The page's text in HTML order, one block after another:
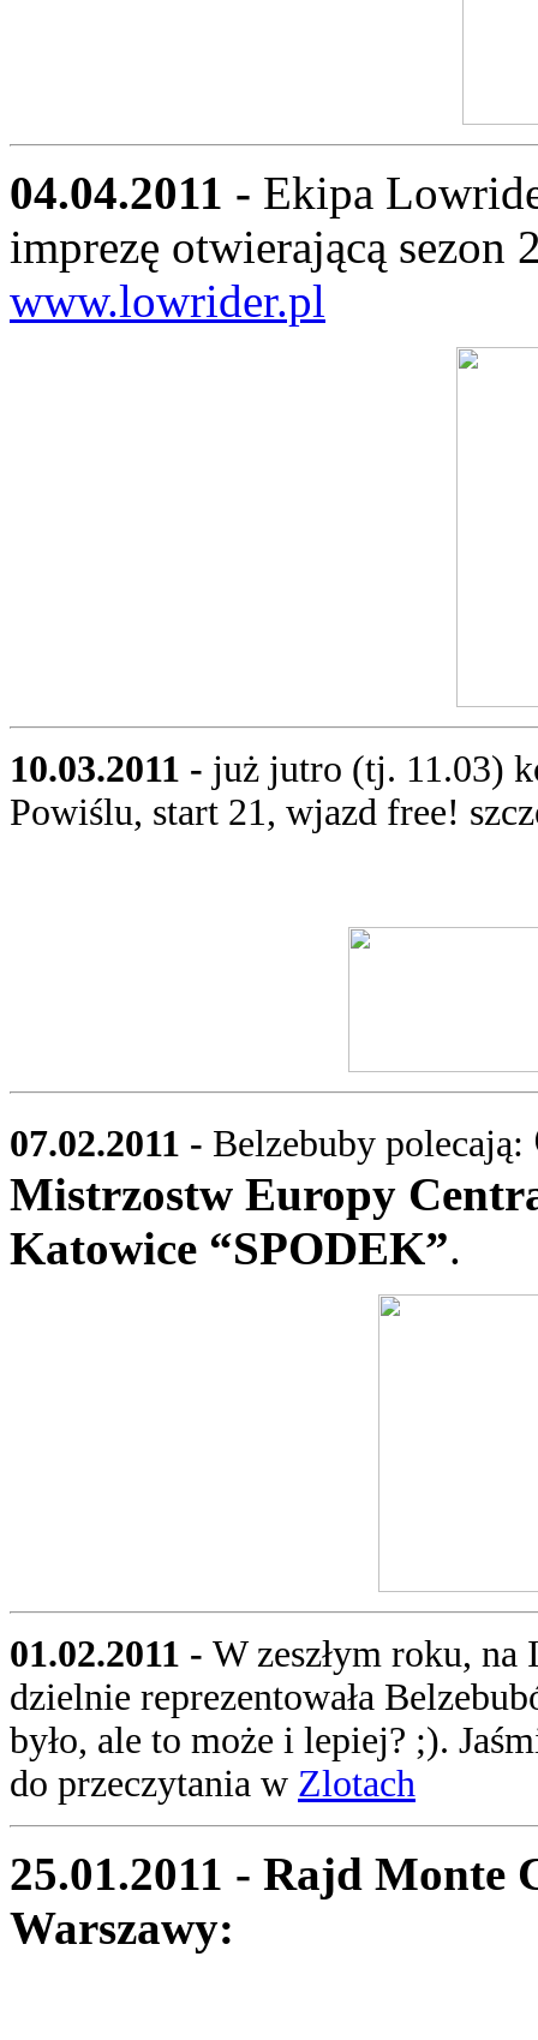
04.04.2011 - Ekipa
imprezę otwierającą sezon
www.lowrider.pl
10.03.2011 - już jutro (tj. 11.03)
Powiślu, start 21, wjazd free!
07.02.2011 - Belzebuby polecają:
Mistrzostw Europy
Katowice “SPODEK”.
01.02.2011 - W zeszłym roku,
dzielnie reprezentowała
było, ale to może i lepiej? ;).
do przeczytania w Zlotach
25.01.2011 - Rajd
Warszawy: